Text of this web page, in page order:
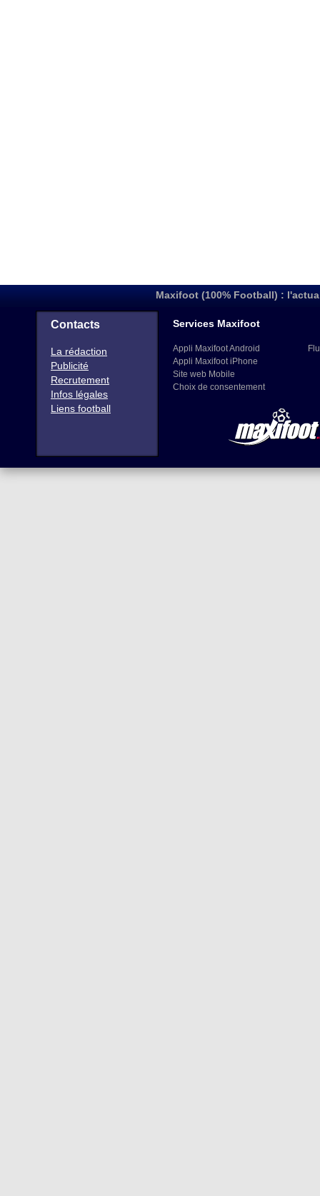
Maxifoot (100% Football) :
Contacts
La rédaction
Publicité
Recrutement
Infos légales
Liens football
Services Maxifoot
Appli Maxifoot Android
Appli Maxifoot iPhone
Site web Mobile
Choix de consentement